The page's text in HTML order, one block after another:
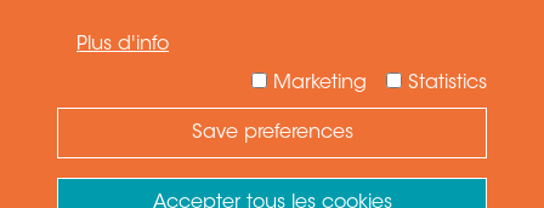
Plus d'info
Statistics
Marketing
Save preferences
Accepter tous les cookies
récent de la technique. Les détails et les spécifications sont
Need Help ?
Ask your question